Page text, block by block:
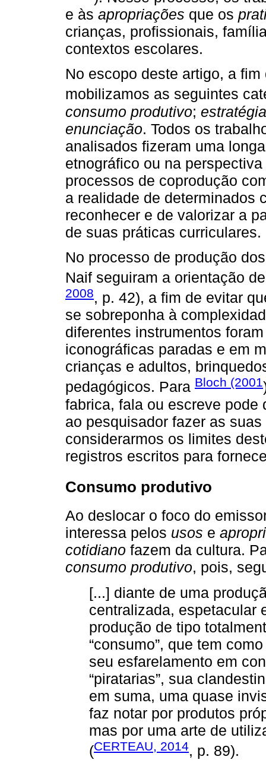
e às apropriações que os
crianças, profissionais,
contextos escolares.
No escopo deste artigo, a
mobilizamos as seguintes
consumo produtivo; estratégia
enunciação. Todos os
analisados fizeram uma
etnográfico ou na
processos de coprodução
a realidade de determinados
reconhecer e de valorizar a
de suas práticas curriculares.
No processo de produção
Naif seguiram a orientação
2008, p. 42), a fim de evitar
se sobreponha à
diferentes instrumentos
iconográficas paradas e em
crianças e adultos,
pedagógicos. Para Bloch (2001
fabrica, fala ou escreve pode
ao pesquisador fazer as suas
considerarmos os limites
registros escritos para
Consumo produtivo
Ao deslocar o foco do
interessa pelos usos e
cotidiano fazem da cultura.
consumo produtivo, pois,
[...] diante de uma
centralizada, espetacular
produção de tipo
“consumo”, que tem
seu esfarelamento em
“piratarias”, sua
em suma, uma quase
faz notar por produtos
mas por uma arte de
(CERTEAU, 2014, p. 89).